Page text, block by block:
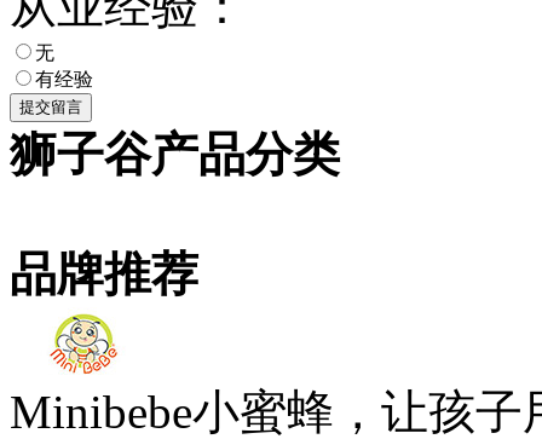
无
有经验
狮子谷产品分类
品牌推荐
Minibebe小蜜蜂，让孩子